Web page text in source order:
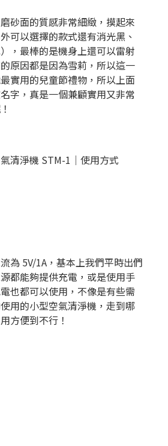
砂面的質感非常細緻，摸起來
可以選擇的款式還有消光黑、
，最棒的是機身上還可以雷射
原因都是因為雪莉，所以這一
實用的兒童節禮物，所以上面
字，真是一個兼顧實用又非常
清淨機 STM-1｜使用方式
為 5V/1A，基本上我們平時出們
都能夠提供充電，或是使用手
也都可以使用，不像是有些需
用的小型空氣清淨機，走到哪
方便到不行！